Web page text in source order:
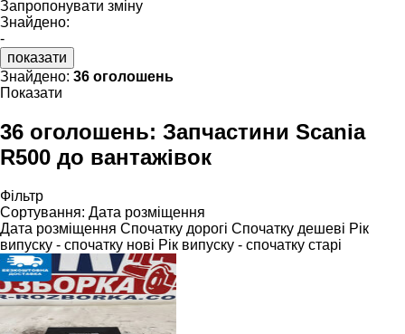
Запропонувати зміну
Знайдено:
-
показати
Знайдено: 36 оголошень
Показати
36 оголошень: Запчастини Scania
R500 до вантажівок
Фільтр
Сортування: Дата розміщення
Дата розміщення Спочатку дорогі Спочатку дешеві Рік
випуску - спочатку нові Рік випуску - спочатку старі